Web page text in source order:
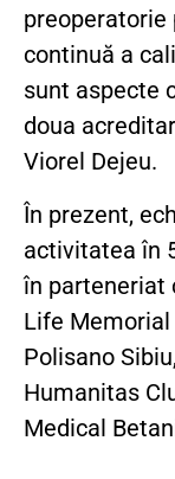
continuă a
sunt aspecte
doua
Viorel Dejeu.
În prezent,
activitatea în
în parteneriat
Life
Polisano
Humanitas
Medical